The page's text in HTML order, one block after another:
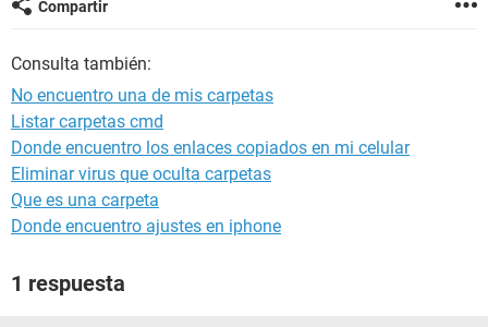
Compartir
Consulta también:
No encuentro una de mis carpetas
Listar carpetas cmd
Donde encuentro los enlaces copiados en mi celular
Eliminar virus que oculta carpetas
Que es una carpeta
Donde encuentro ajustes en iphone
1 respuesta